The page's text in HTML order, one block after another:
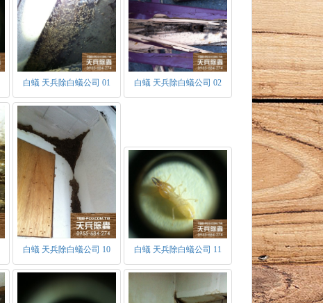
白蟻 天兵除白蟻公司 01 白蟻 天兵除白蟻公司 02
白蟻 天兵除白蟻公司 10 白蟻 天兵除白蟻公司 11